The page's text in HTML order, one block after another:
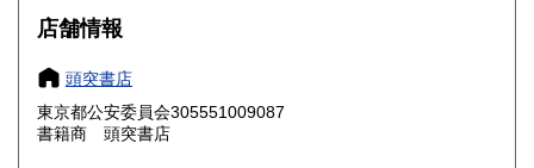
岐阜県
愛知県
滋賀県
店舗情報
頭突書店
東京都公安委員会305551009087
書籍商 頭突書店